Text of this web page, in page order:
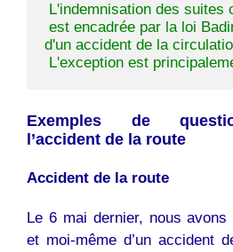
L'indemnisation des suites
est encadrée par la loi
d'un accident de la
L'exception est
Exemples de
l’accident de la route
Accident de la route
Le 6 mai dernier, nous
et moi-même d’un accident